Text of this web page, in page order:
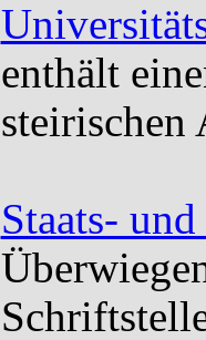
enthält
steirischen
Staats-